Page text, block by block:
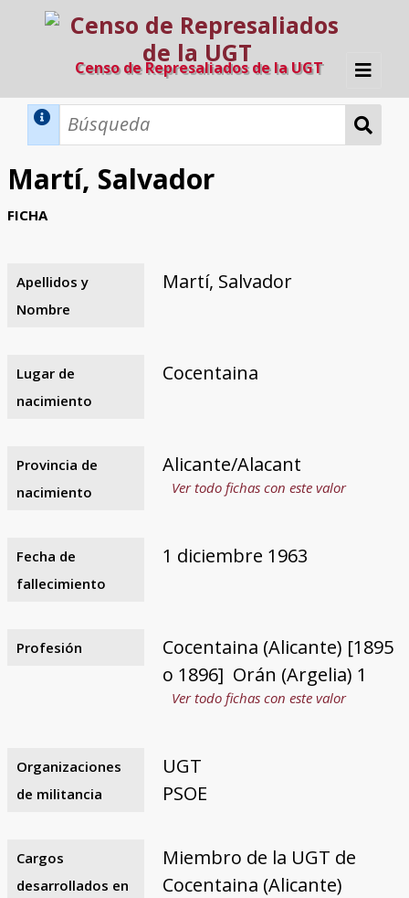
Censo de Represaliados de la UGT
Inicio
Búsqueda Dinámica
Búsqueda Avanzada
Razones y objetivos
El equipo
Colaboradores
Fuentes documentales
Martí, Salvador
FICHA
Apellidos y
Nombre
Martí, Salvador
Lugar de
nacimiento
Cocentaina
Provincia de
nacimiento
Alicante/Alacant
Ver todo fichas con este valor
Fecha de
fallecimiento
1 diciembre 1963
Profesión
Cocentaina (Alicante) [1895
o 1896]  Orán (Argelia) 1
Ver todo fichas con este valor
Organizaciones
de militancia
UGT
PSOE
Cargos
desarrollados en
Miembro de la UGT de
Cocentaina (Alicante)